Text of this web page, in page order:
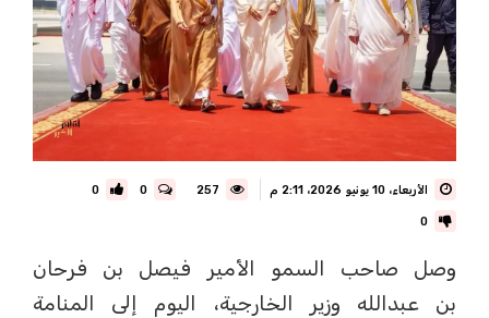
الأربعاء، 10 يونيو 2026، 2:11 م 0
0
0
وصل صاحب السمو الأمير فيصل بن فرحان
بن عبدالله وزير الخارجية، اليوم إلى المنامة